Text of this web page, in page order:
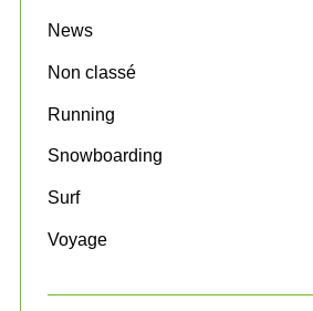
News
Non classé
Running
Snowboarding
Surf
Voyage